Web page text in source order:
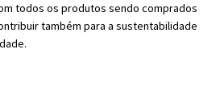
todos os produtos sendo comprados
também para a sustentabilidade